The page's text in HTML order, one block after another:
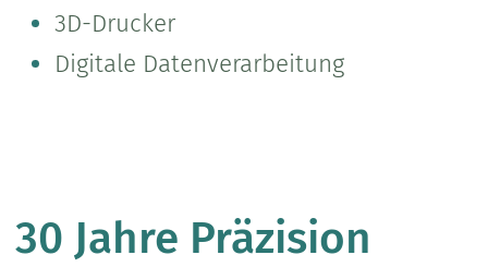
3D-Drucker
Digitale Datenverarbeitung
30 Jahre Präzision